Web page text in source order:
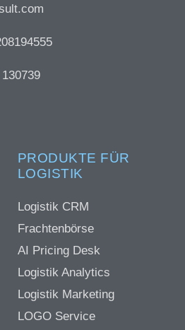
PRODUKTE FÜR
LOGISTIK
Logistik CRM
Frachtenbörse
AI Pricing Desk
Logistik Analytics
Logistik Marketing
LOGO Service